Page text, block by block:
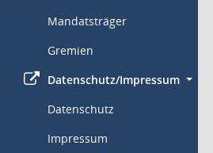
Mandatsträger
Gremien
Datenschutz/Impressum
Datenschutz
Impressum